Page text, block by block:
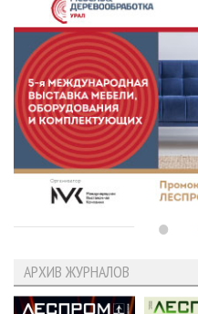
АРХИВ ЖУРНАЛОВ